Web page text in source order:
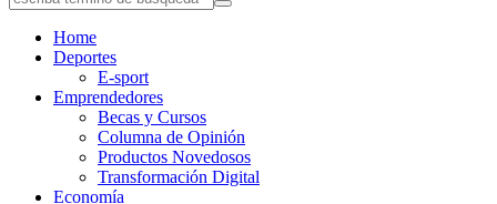
Home
Deportes
E-sport
Emprendedores
Becas y Cursos
Columna de Opinión
Productos Novedosos
Transformación Digital
Economía